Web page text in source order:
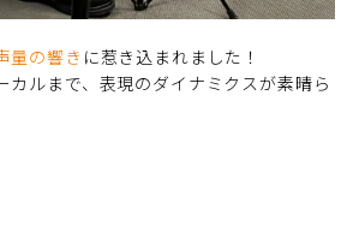
量の響き に惹き込まれました！
カルまで、表現のダイナミクスが素晴ら